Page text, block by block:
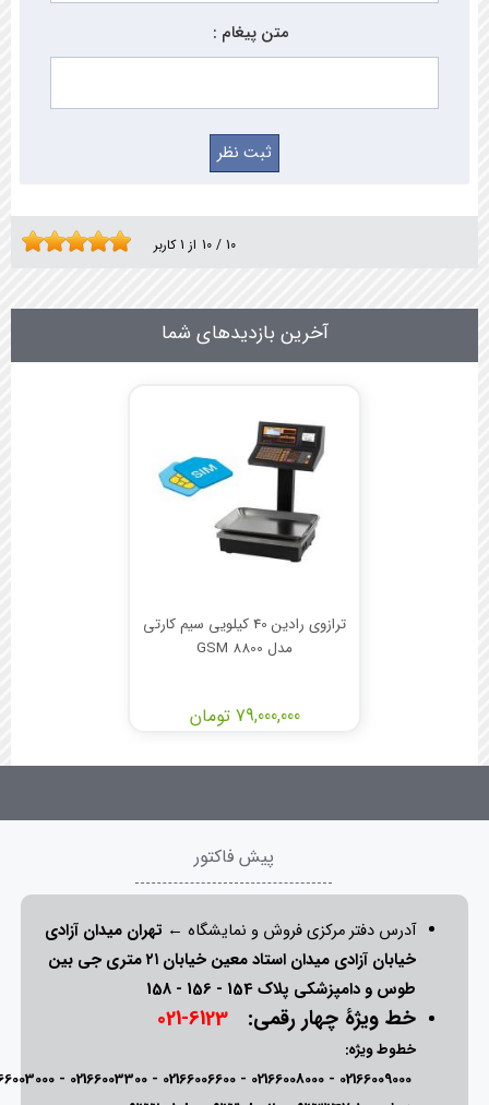
متن پیغام :
10 / 10 از 1کاربر
آخرین بازدیدهای شما
ترازوی رادین 40 کیلویی سیم کارتی
مدل 8800 GSM
79,000,000 تومان
پیش فاکتور
آدرس دفتر مرکزی فروش و نمایشگاه ← تهران میدان آزادی
خیابان آزادی میدان استاد معین خیابان ۲۱ متری جی بین
طوس و دامپزشکی پلاک 154 - 156 - 158
خط ویژۀ چهار رقمی:6123-021
خطوط ویژه:
02166009000
-
02166008000
-
02166006600
-
02166003300
-